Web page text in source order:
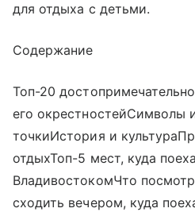
для отдыха с детьми.
Содержание
Топ-20
его окрестностейСимволы
точкиИстория и
отдыхТоп-5 мест, куда
ВладивостокомЧто
сходить вечером, куда